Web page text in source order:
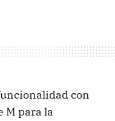
con
M para la